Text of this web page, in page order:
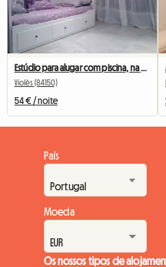
Violès (84150)
54 € / noite
País
Moeda
Os nossos tipos de